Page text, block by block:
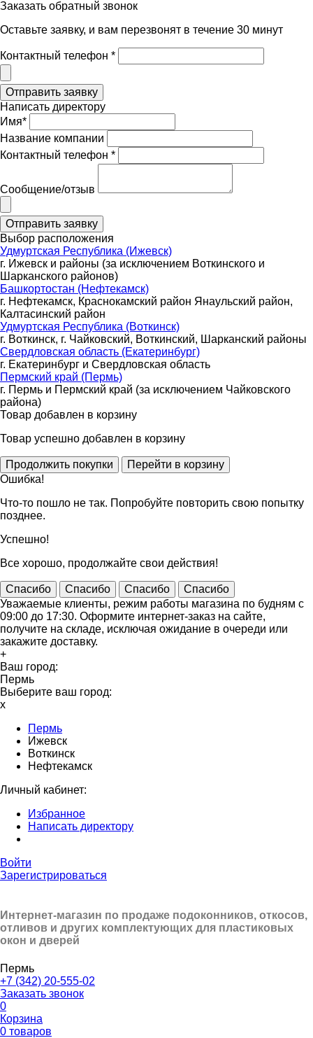
Заказать обратный звонок
Оставьте заявку, и вам перезвонят в течение 30 минут
Контактный телефон *
Написать директору
Имя*
Название компании
Контактный телефон *
Сообщение/отзыв
Выбор расположения
Удмуртская Республика (Ижевск)
г. Ижевск и районы (за исключением Воткинского и
Шарканского районов)
Башкортостан (Нефтекамск)
г. Нефтекамск, Краснокамский район Янаульский район,
Калтасинский район
Удмуртская Республика (Воткинск)
г. Воткинск, г. Чайковский, Воткинский, Шарканский районы
Свердловская область (Екатеринбург)
г. Екатеринбург и Свердловская область
Пермский край (Пермь)
г. Пермь и Пермский край (за исключением Чайковского
района)
Товар добавлен в корзину
Товар успешно добавлен в корзину
Ошибка!
Что-то пошло не так. Попробуйте повторить свою попытку
позднее.
Успешно!
Все хорошо, продолжайте свои действия!
Спасибо Спасибо Спасибо
Спасибо
Уважаемые клиенты, режим работы магазина по будням с
09:00 до 17:30. Оформите интернет-заказ на сайте,
получите на складе, исключая ожидание в очереди или
закажите доставку.
+
Ваш город:
Пермь
Выберите ваш город:
x
Пермь
Ижевск
Воткинск
Нефтекамск
Личный кабинет:
Избранное
Написать директору
Войти
Зарегистрироваться
Интернет-магазин по продаже подоконников, откосов,
отливов и других комплектующих для пластиковых
окон и дверей
Пермь
+7 (342) 20-555-02
Заказать звонок
0
Корзина
0 товаров